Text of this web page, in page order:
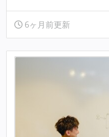
6ヶ月前更新